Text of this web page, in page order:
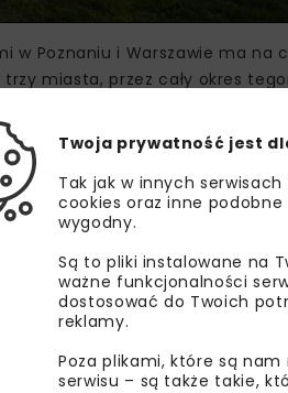
w Poznaniu i Warszawie ma
miasta, przez cały okres
to nie tylko
okazja do zwiedzania
Twoja prywatność jest
Tak jak w innych
cookies oraz inne
wygodny.
Są to pliki instalowane na
ważne funkcjonalności
dostosować do Twoich
reklamy.
Poza plikami, które są nam
serwisu – są także takie,